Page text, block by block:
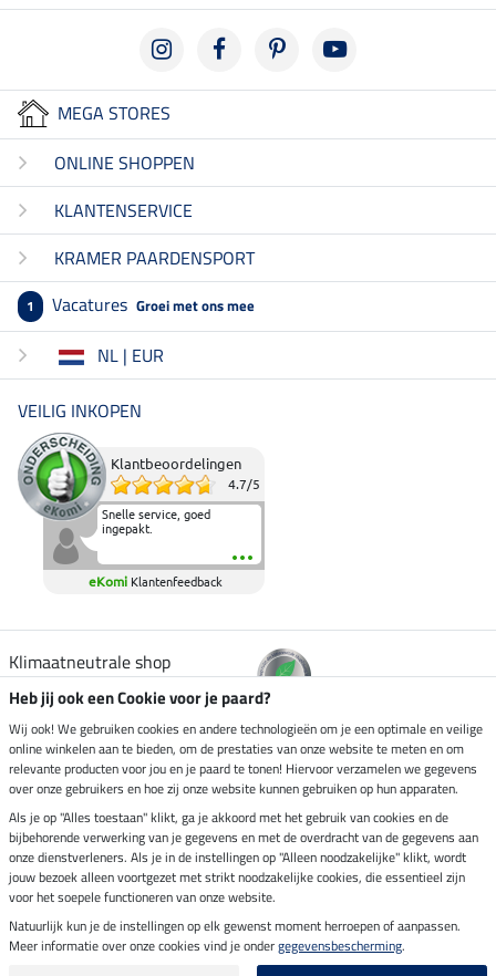
MEGA STORES
ONLINE SHOPPEN
KLANTENSERVICE
KRAMER PAARDENSPORT
1 Vacatures Groei met ons mee
NL | EUR
VEILIG INKOPEN
Klantbeoordelingen
4.7/5
Snelle service, goed
ingepakt.
eKomi Klantenfeedback
Klimaatneutrale shop
Verzending per
Veilig betalen met
Impressum
Laatste update op 09.08.2026 om 07:13 uur
Heb jij ook een Cookie voor je paard?
Wij ook! We gebruiken cookies en andere technologieën om je een optimale en veilige
online winkelen aan te bieden, om de prestaties van onze website te meten en om
relevante producten voor jou en je paard te tonen! Hiervoor verzamelen we gegevens
over onze gebruikers en hoe zij onze website kunnen gebruiken op hun apparaten.
Als je op "Alles toestaan" klikt, ga je akkoord met het gebruik van cookies en de
bijbehorende verwerking van je gegevens en met de overdracht van de gegevens aan
onze dienstverleners. Als je in de instellingen op "Alleen noodzakelijke" klikt, wordt
jouw bezoek alleen voortgezet met strikt noodzakelijke cookies, die essentieel zijn
voor het soepele functioneren van onze website.
Natuurlijk kun je de instellingen op elk gewenst moment herroepen of aanpassen.
Meer informatie over onze cookies vind je ondergegevensbescherming.